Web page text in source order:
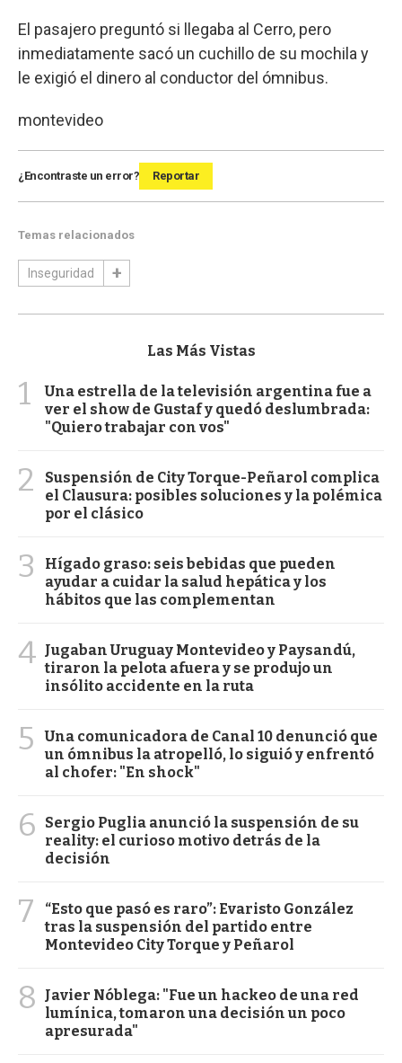
El pasajero preguntó si llegaba al Cerro, pero
inmediatamente sacó un cuchillo de su mochila y
le exigió el dinero al conductor del ómnibus.
montevideo
¿Encontraste un error? Reportar
Temas relacionados
Inseguridad
Las Más Vistas
1
Una estrella de la televisión argentina fue a
ver el show de Gustaf y quedó deslumbrada:
"Quiero trabajar con vos"
2
Suspensión de City Torque-Peñarol complica
el Clausura: posibles soluciones y la polémica
por el clásico
3
Hígado graso: seis bebidas que pueden
ayudar a cuidar la salud hepática y los
hábitos que las complementan
4 Jugaban Uruguay Montevideo y Paysandú,
tiraron la pelota afuera y se produjo un
insólito accidente en la ruta
5
Una comunicadora de Canal 10 denunció que
un ómnibus la atropelló, lo siguió y enfrentó
al chofer: "En shock"
6
Sergio Puglia anunció la suspensión de su
reality: el curioso motivo detrás de la
decisión
7
“Esto que pasó es raro”: Evaristo González
tras la suspensión del partido entre
Montevideo City Torque y Peñarol
8
Javier Nóblega: "Fue un hackeo de una red
lumínica, tomaron una decisión un poco
apresurada"